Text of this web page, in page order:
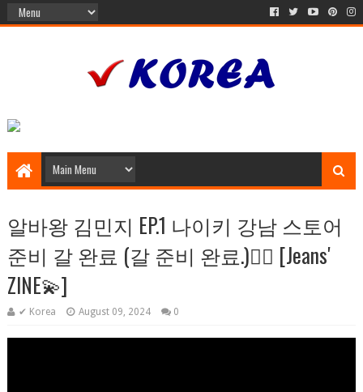
알바왕 김민지 EP.1 나이키 강남 스토어
준비 갈 완료 (갈 준비 완료.)🏃‍♀️ [Jeans'
ZINE💫]
✔ Korea August 09, 2024 0